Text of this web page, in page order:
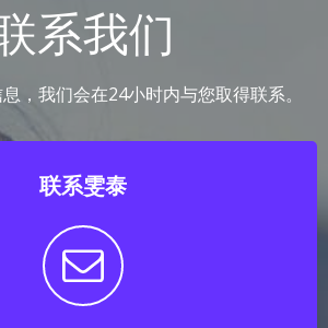
系我们
，我们会在24小时内与您取得联系。
联系雯泰